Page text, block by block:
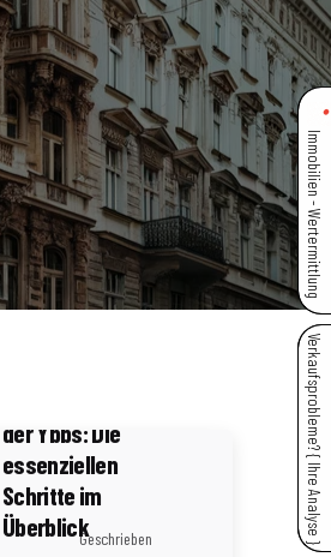
Geschrieben
4 Minuten Lesezeit
der Ybbs: Die
essenziellen
Schritte im
Überblick
Immobilien - Wertermittlung
Verkaufsprobleme? { Ihre Analyse }